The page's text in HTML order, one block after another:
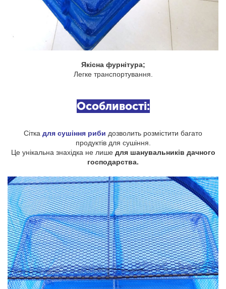
Якісна фурнітура;
Легке транспортування.
Особливості:
Сітка для сушіння риби дозволить розмістити багато
продуктів для сушіння.
Це унікальна знахідка не лишедля шанувальників дачного
господарства.